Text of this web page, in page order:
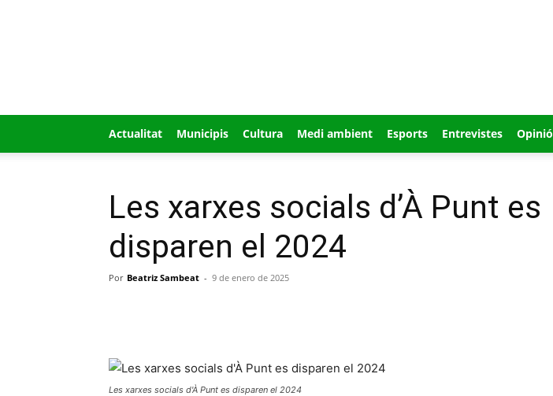
Actualitat Municipis Cultura Medi ambient Esports Entrevistes Opinió
Les xarxes socials d’À Punt es
disparen el 2024
Por Beatriz Sambeat - 9 de enero de 2025
Les xarxes socials d'À Punt es disparen el 2024